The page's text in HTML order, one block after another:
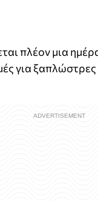
πλέον μια
για